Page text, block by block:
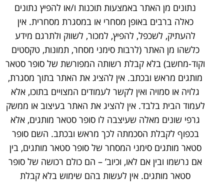
נתונים מן האתר באמצעות תוכנות ו/או להפיץ נתונים
כאלה ברבים באופן מסחרי או במסגרת מסחרית. אין
להעתיק, לשכפל, להפיץ, למכור, לשווק ולתרגם מידע
כלשהו מן האתר (לרבות סימני מסחר, תמונות, טקסטים
וקוד-מחשב) בלא קבלת רשותה המפורשת של סופר סטאר
מותגים מראש ובכתב. אין להציג את האתר בתוך מסגרת,
גלויה או סמויה ואין לקשר לעמודים המצויים בתוכו, אלא
לעמוד הבית בלבד. אין להציג את האתר בעיצוב או ממשק
גרפי שונים מאלה שעיצבה לו סופר סטאר מותגים, אלא
בכפוף לקבלת הסכמתה לכך מראש ובכתב. השם סופר
סטאר מותגים סימני המסחר של סופר סטאר מותגים, בין
אם נרשמו ובין אם לאו, וכיוב’ – הם כולם רכושה של סופר
סטאר מותגים. אין לעשות בהם שימוש בלא קבלת